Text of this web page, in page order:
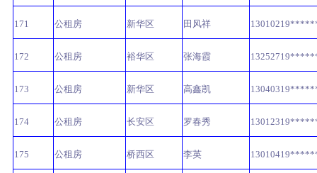
171 公租房 新华区 田风祥
172 公租房 裕华区 张海霞
173 公租房 新华区 高鑫凯
174 公租房 长安区 罗春秀
175 公租房 桥西区 李英